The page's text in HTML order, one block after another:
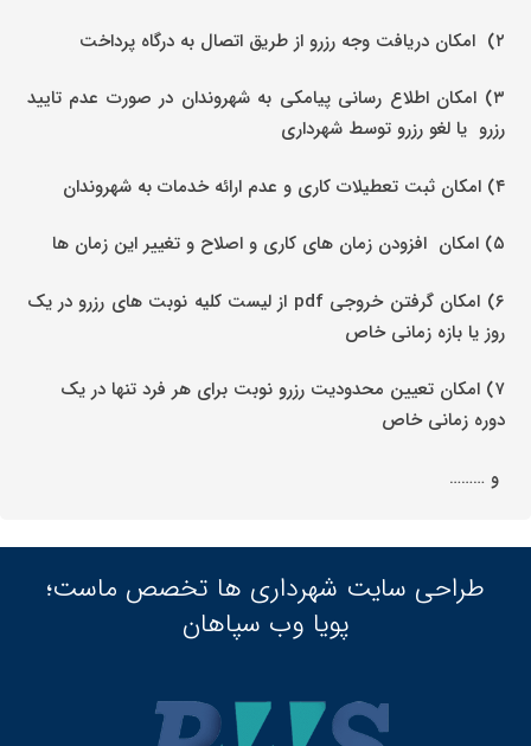
۲) امکان دریافت وجه رزرو از طریق اتصال به درگاه پرداخت
۳) امکان اطلاع رسانی پیامکی به شهروندان در صورت عدم تایید
رزرو یا لغو رزرو توسط شهرداری
۴) امکان ثبت تعطیلات کاری و عدم ارائه خدمات به شهروندان
۵) امکان افزودن زمان های کاری و اصلاح و تغییر این زمان ها
۶) امکان گرفتن خروجی pdf از لیست کلیه نوبت های رزرو در یک
روز یا بازه زمانی خاص
۷) امکان تعیین محدودیت رزرو نوبت برای هر فرد تنها در یک
دوره زمانی خاص
و ………
طراحی سایت شهرداری ها تخصص ماست؛
پویا وب سپاهان